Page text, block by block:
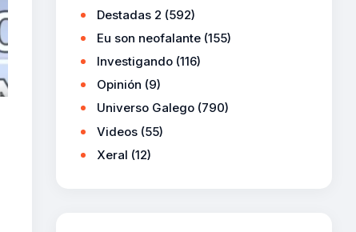
Destadas 2 (592)
Eu son neofalante (155)
Investigando (116)
Opinión (9)
Universo Galego (790)
Videos (55)
Xeral (12)